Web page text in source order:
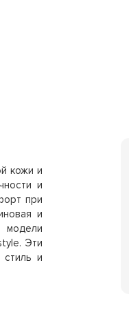
кожи и
и
при
и
модели
Эти
стиль и